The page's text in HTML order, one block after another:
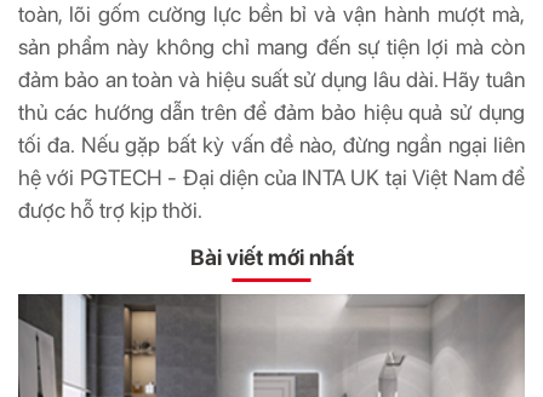
toàn, lõi gốm cường lực bền bỉ và vận hành mượt mà,
sản phẩm này không chỉ mang đến sự tiện lợi mà còn
đảm bảo an toàn và hiệu suất sử dụng lâu dài. Hãy tuân
thủ các hướng dẫn trên để đảm bảo hiệu quả sử dụng
tối đa. Nếu gặp bất kỳ vấn đề nào, đừng ngần ngại liên
hệ với PGTECH - Đại diện của INTA UK tại Việt Nam để
được hỗ trợ kịp thời.
Bài viết mới nhất